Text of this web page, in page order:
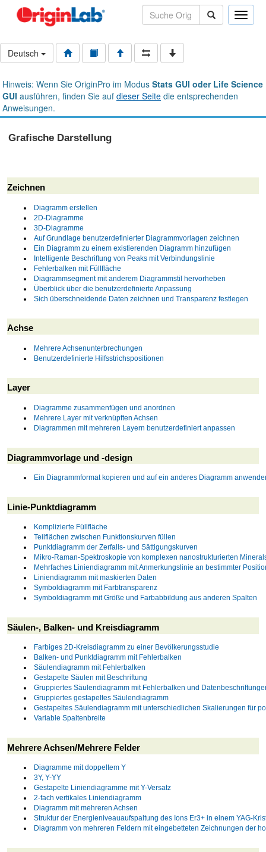
Toggle
Deutsch
Hinweis: Wenn Sie OriginPro im Modus Stats GUI oder Life Science
GUI ausführen, finden Sie auf dieser Seite die entsprechenden
Anweisungen.
Grafische Darstellung
Zeichnen
Diagramm erstellen
2D-Diagramme
3D-Diagramme
Auf Grundlage benutzerdefinierter Diagrammvorlagen zeichnen
Ein Diagramm zu einem existierenden Diagramm hinzufügen
Intelligente Beschriftung von Peaks mit Verbindungslinie
Fehlerbalken mit Füllfläche
Diagrammsegment mit anderem Diagrammstil hervorheben
Überblick über die benutzerdefinierte Anpassung
Sich überschneidende Daten zeichnen und Transparenz festlegen
Achse
Mehrere Achsenunterbrechungen
Benutzerdefinierte Hilfsstrichspositionen
Layer
Diagramme zusammenfügen und anordnen
Mehrere Layer mit verknüpften Achsen
Diagrammen mit mehreren Layern benutzerdefiniert anpassen
Diagrammvorlage und -design
Ein Diagrammformat kopieren und auf ein anderes Diagramm
Linie-Punktdiagramm
Komplizierte Füllfläche
Teilflächen zwischen Funktionskurven füllen
Punktdiagramm der Zerfalls- und Sättigungskurven
Mikro-Raman-Spektroskopie von komplexen nanostrukturierten
Mehrfaches Liniendiagramm mit Anmerkungslinie an bestimmter
Liniendiagramm mit maskierten Daten
Symboldiagramm mit Farbtransparenz
Symboldiagramm mit Größe und Farbabbildung aus anderen Spalten
Säulen-, Balken- und Kreisdiagramm
Farbiges 2D-Kreisdiagramm zu einer Bevölkerungsstudie
Balken- und Punktdiagramm mit Fehlerbalken
Säulendiagramm mit Fehlerbalken
Gestapelte Säulen mit Beschriftung
Gruppiertes Säulendiagramm mit Fehlerbalken und
Gruppiertes gestapeltes Säulendiagramm
Gestapeltes Säulendiagramm mit unterschiedlichen Skalierungen für
Variable Spaltenbreite
Mehrere Achsen/Mehrere Felder
Diagramme mit doppeltem Y
3Y, Y-YY
Gestapelte Liniendiagramme mit Y-Versatz
2-fach vertikales Liniendiagramm
Diagramm mit mehreren Achsen
Struktur der Energieniveauaufspaltung des Ions Er3+ in einem YAG-
Diagramm von mehreren Feldern mit eingebetteten Zeichnungen der